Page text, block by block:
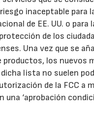
inaceptable para
de EE. UU. o para
de los
Una vez que se
productos, los nuevos
lista no suelen
de la FCC a
una ‘aprobación